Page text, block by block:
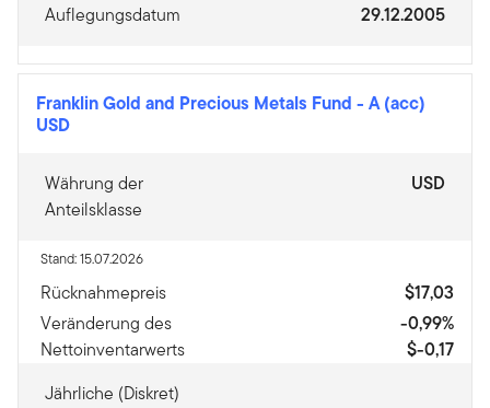
Auflegungsdatum
29.12.2005
Franklin Gold and Precious Metals Fund - A (acc)
USD
Währung der
Anteilsklasse
USD
Stand: 15.07.2026
Rücknahmepreis
$17,03
Veränderung des
Nettoinventarwerts
-0,99%
$-0,17
Jährliche (Diskret)